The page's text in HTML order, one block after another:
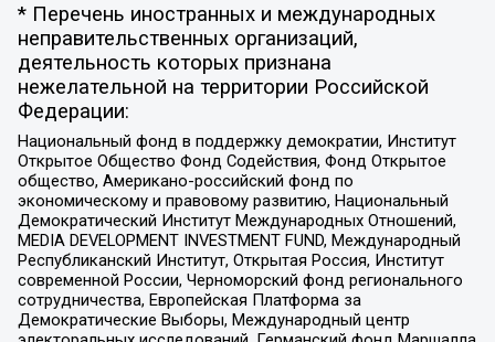
* Перечень иностранных и международных
неправительственных организаций,
деятельность которых признана
нежелательной на территории Российской
Федерации:
Национальный фонд в поддержку демократии, Институт
Открытое Общество Фонд Содействия, Фонд Открытое
общество, Американо-российский фонд по
экономическому и правовому развитию, Национальный
Демократический Институт Международных Отношений,
MEDIA DEVELOPMENT INVESTMENT FUND, Международный
Республиканский Институт, Открытая Россия, Институт
современной России, Черноморский фонд регионального
сотрудничества, Европейская Платформа за
Демократические Выборы, Международный центр